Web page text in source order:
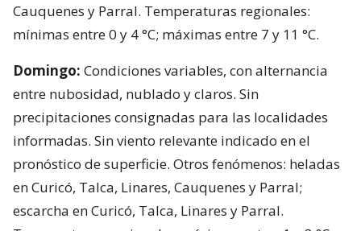
Cauquenes y Parral. Temperaturas regionales:
mínimas entre 0 y 4 °C; máximas entre 7 y 11 °C.
Domingo: Condiciones variables, con alternancia
entre nubosidad, nublado y claros. Sin
precipitaciones consignadas para las localidades
informadas. Sin viento relevante indicado en el
pronóstico de superficie. Otros fenómenos: heladas
en Curicó, Talca, Linares, Cauquenes y Parral;
escarcha en Curicó, Talca, Linares y Parral.